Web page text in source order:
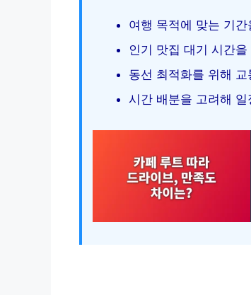
여행 목적에 맞는 기
인기 맛집 대기 시간
동선 최적화를 위해
시간 배분을 고려해